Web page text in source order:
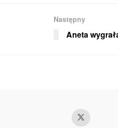
Następny
Aneta